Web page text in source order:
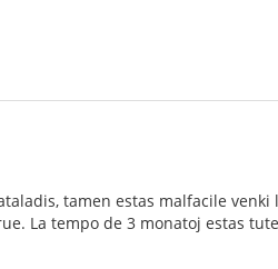
tamen estas malfacile
La tempo de 3 monatoj estas